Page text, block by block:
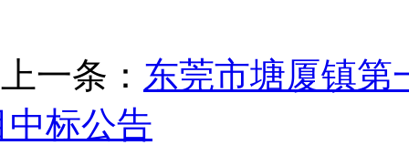
上一条： 东莞市塘厦镇第
中标公告